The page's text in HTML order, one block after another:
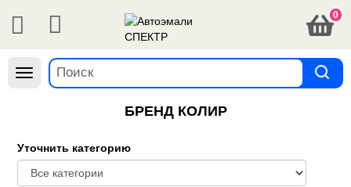
0
Навигация
БРЕНД КОЛИР
Уточнить категорию